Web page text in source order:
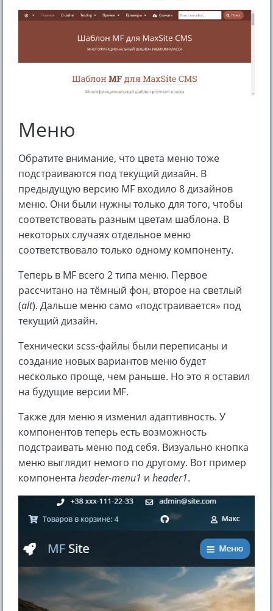
Меню
Обратите внимание, что цвета меню тоже
подстраиваются под текущий дизайн. В
предыдущую версию MF входило 8 дизайнов
меню. Они были нужны только для того, чтобы
соответствовать разным цветам шаблона. В
некоторых случаях отдельное меню
соответствовало только одному компоненту.
Теперь в MF всего 2 типа меню. Первое
рассчитано на тёмный фон, второе на светлый
(alt). Дальше меню само «подстраивается» под
текущий дизайн.
Технически scss-файлы были переписаны и
создание новых вариантов меню будет
несколько проще, чем раньше. Но это я оставил
на будущие версии MF.
Также для меню я изменил адаптивность. У
компонентов теперь есть возможность
подстраивать меню под себя. Визуально кнопка
меню выглядит немого по другому. Вот пример
компонента header-menu1 и header1.